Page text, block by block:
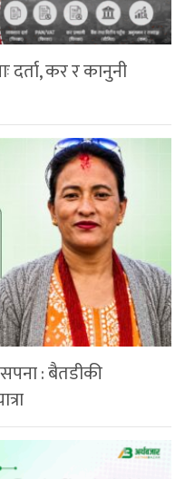
दर्ता, कर र कानुनी
: बैतडीकी